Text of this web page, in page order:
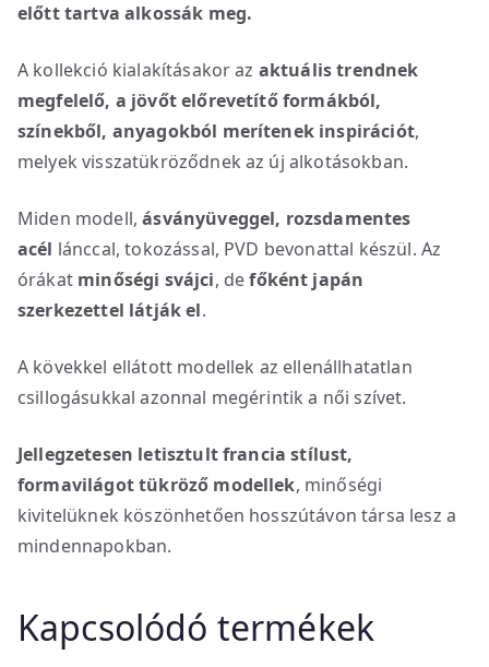
előtt tartva alkossák meg.
A kollekció kialakításakor az aktuális trendnek
megfelelő, a jövőt előrevetítő formákból,
színekből, anyagokból merítenek inspirációt,
melyek visszatükröződnek az új alkotásokban.
Miden modell,ásványüveggel, rozsdamentes
acél lánccal, tokozással, PVD bevonattal készül. Az
órákat minőségi svájci, defőként japán
szerkezettel látják el.
A kövekkel ellátott modellek az ellenállhatatlan
csillogásukkal azonnal megérintik a női szívet.
Jellegzetesen letisztult francia stílust,
formavilágot tükröző modellek, minőségi
kivitelüknek köszönhetően hosszútávon társa lesz a
mindennapokban.
Kapcsolódó termékek